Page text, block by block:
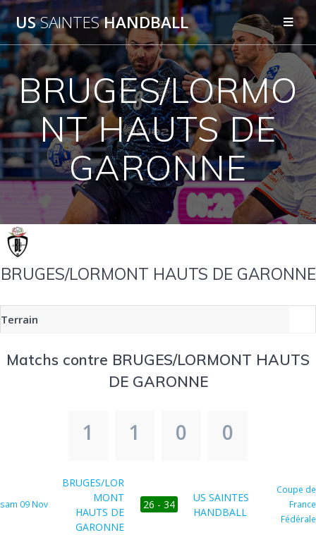
Passer
au
contenu
USSAINTESHANDBALL
BRUGES/LORMO
NT HAUTS DE
GARONNE
BRUGES/LORMONT HAUTS DE GARONNE
Terrain
Matchs contre BRUGES/LORMONT HAUTS
DE GARONNE
1 1 0 0
sam 09 Nov
BRUGES/LOR
MONT
HAUTS DE
GARONNE
26 - 34
US SAINTES
HANDBALL
Coupe de
France
Fédérale